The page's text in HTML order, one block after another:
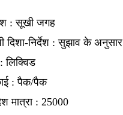
: सूखी जगह
दिशा-निर्देश : सुझाव के अनुसार
लिक्विड
: पैक/पैक
मात्रा : 25000